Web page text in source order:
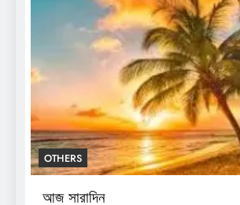
OTHERS
আজ সারাদিন